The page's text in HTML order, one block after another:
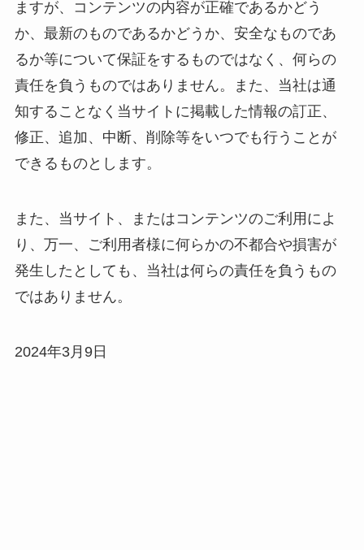
ますが、コンテンツの内容が正確であるかどう
か、最新のものであるかどうか、安全なものであ
るか等について保証をするものではなく、何らの
責任を負うものではありません。また、当社は通
知することなく当サイトに掲載した情報の訂正、
修正、追加、中断、削除等をいつでも行うことが
できるものとします。
また、当サイト、またはコンテンツのご利用によ
り、万一、ご利用者様に何らかの不都合や損害が
発生したとしても、当社は何らの責任を負うもの
ではありません。
2024年3月9日